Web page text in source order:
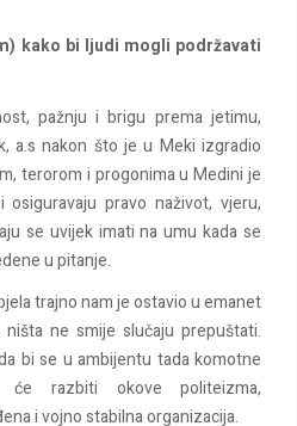
) kako bi ljudi mogli podržavati
, pažnju i brigu premajetimu,
, a.s nakon što je u Mekiizgradio
,terorom i progonimau Medini je
i osiguravaju pravo naživot,vjeru,
se uvijek imati na umu kada se
upitanje.
trajnonamjeostaviouemanet
ništane smije slučaju prepuštati.
bi se uambijentu tada komotne
će razbiti okove politeizma,
ivojnostabilnaorganizacija.